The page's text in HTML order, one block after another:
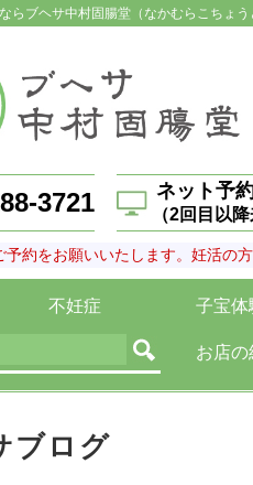
らブヘサ中村固腸堂（なかむらこちょ
3721 ネット予
（2回目以
予約をお願いいたします。妊活の
不妊症 子宝体
お店の
ブログ